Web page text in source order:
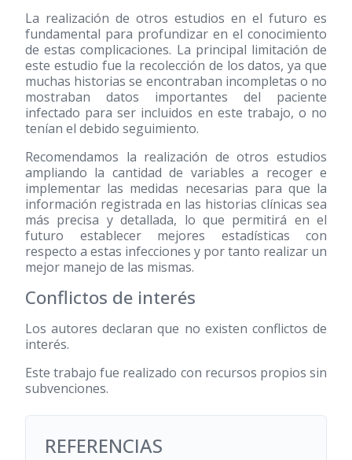
La realización de otros estudios en el futuro es
fundamental para profundizar en el conocimiento
de estas complicaciones. La principal limitación de
este estudio fue la recolección de los datos, ya que
muchas historias se encontraban incompletas o no
mostraban datos importantes del paciente
infectado para ser incluidos en este trabajo, o no
tenían el debido seguimiento.
Recomendamos la realización de otros estudios
ampliando la cantidad de variables a recoger e
implementar las medidas necesarias para que la
información registrada en las historias clínicas sea
más precisa y detallada, lo que permitirá en el
futuro establecer mejores estadísticas con
respecto a estas infecciones y por tanto realizar un
mejor manejo de las mismas.
Conflictos de interés
Los autores declaran que no existen conflictos de
interés.
Este trabajo fue realizado con recursos propios sin
subvenciones.
REFERENCIAS